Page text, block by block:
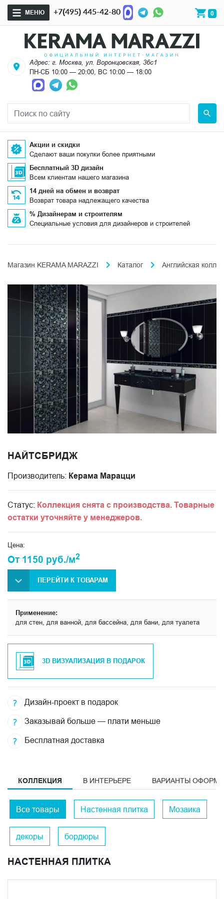
МЕНЮ +7(495) 445-42-80 0
Адрес: г. Москва, ул. Воронцовская, 36с1
ПН-СБ 10:00 — 20:00, ВС 10:00 — 18:00
Акции и скидки
Сделают ваши покупки более приятными
Бесплатный 3D дизайн
Всем клиентам нашего магазина
14 дней на обмен и возврат
Возврат товара надлежащего качества
% Дизайнерам и строителям
Специальные условия для дизайнеров и строителей
Магазин KERAMA MARAZZI Каталог Английская
НАЙТСБРИДЖ
Производитель: Керама Марацци
Статус: Коллекция снята с производства. Товарные
остатки уточняйте у менеджеров.
Цена:
От 1150 руб./м2
ПЕРЕЙТИ К ТОВАРАМ
Применение:
для стен, для ванной, для бассейна, для бани, для туалета
3D ВИЗУАЛИЗАЦИЯ В ПОДАРОК
Дизайн-проект в подарок
Заказывай больше — плати меньше
Бесплатная доставка
КОЛЛЕКЦИЯ В ИНТЕРЬЕРЕ ВАРИАНТЫ
Все товары Настенная плитка Мозаика
декоры бордюры
НАСТЕННАЯ ПЛИТКА